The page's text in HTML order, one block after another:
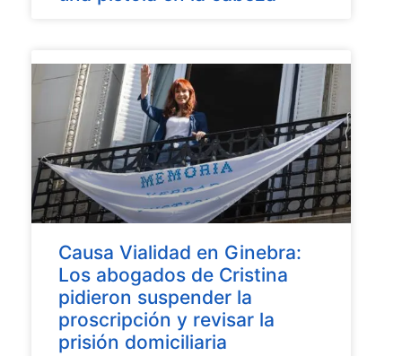
Causa Vialidad en Ginebra:
Los abogados de Cristina
pidieron suspender la
proscripción y revisar la
prisión domiciliaria